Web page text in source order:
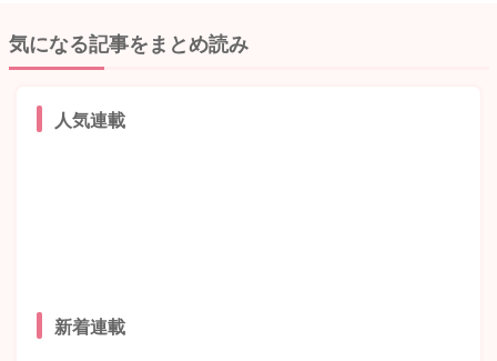
気になる記事をまとめ読み
人気連載
新着連載